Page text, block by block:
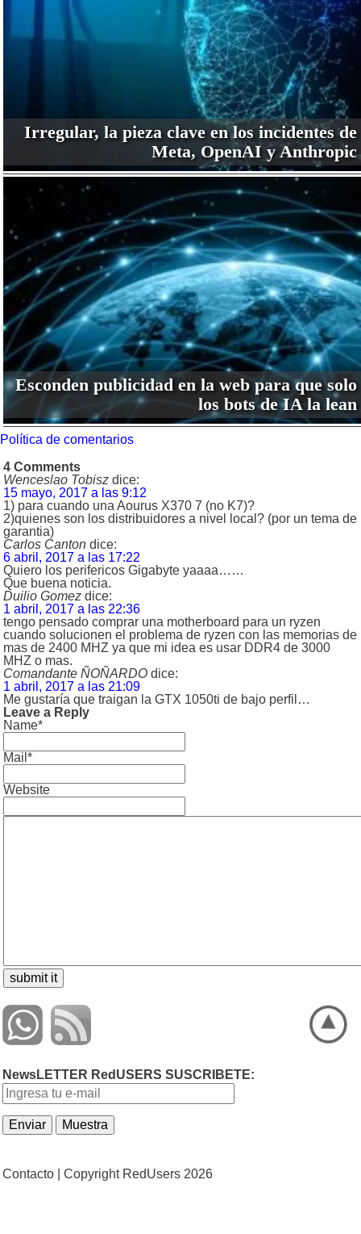
Irregular, la pieza clave en los incidentes de
Meta, OpenAI y Anthropic
Esconden publicidad en la web para que solo
los bots de IA la lean
Política de comentarios
4 Comments
Wenceslao Tobisz dice:
15 mayo, 2017 a las 9:12
1) para cuando una Aourus X370 7 (no K7)?
2)quienes son los distribuidores a nivel local? (por un tema de
garantia)
Carlos Canton dice:
6 abril, 2017 a las 17:22
Quiero los perifericos Gigabyte yaaaa……
Que buena noticia.
Duilio Gomez dice:
1 abril, 2017 a las 22:36
tengo pensado comprar una motherboard para un ryzen
cuando solucionen el problema de ryzen con las memorias de
mas de 2400 MHZ ya que mi idea es usar DDR4 de 3000
MHZ o mas.
Comandante ÑOÑARDO dice:
1 abril, 2017 a las 21:09
Me gustaría que traigan la GTX 1050ti de bajo perfil…
Leave a Reply
Name*
Mail*
Website
NewsLETTER RedUSERS SUSCRIBETE:
Contacto | Copyright RedUsers 2026